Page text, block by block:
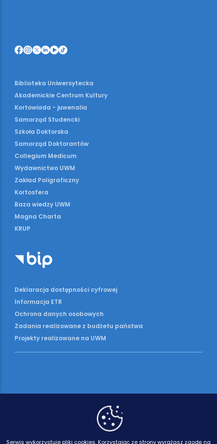
Biblioteka Uniwersytecka
Akademickie Centrum Kultury
Kortowiada - juwenalia
Samorząd Studencki
Szkoła Doktorska
Samorząd Doktorantów
Collegium Medicum
Wydawnictwo UWM
Zakład Poligraficzny
Kortosfera
Baza wiedzy UWM
Magna Charta
KRUP
Deklaracja dostępności cyfrowej
Informacja ETR
Ochrona danych osobowych
Zadania realizowane z budżetu państwa
Projekty realizowane na UWM
Serwis wykorzystuje pliki cookies. Korzystając ze strony wyrażasz zgodę na